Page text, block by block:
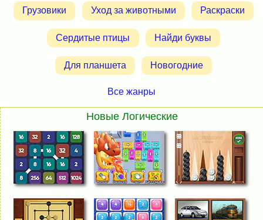
Грузовики Уход за животными Раскраски
Сердитые птицы Найди буквы
Для планшета Новогодние
Все жанры
Новые Логические